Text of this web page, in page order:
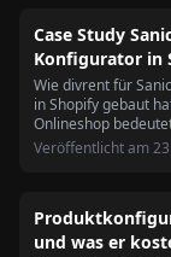
Case Study
Konfigurator in
Wie divrent für
in Shopify gebaut
Onlineshop
Veröffentlicht am
und was er